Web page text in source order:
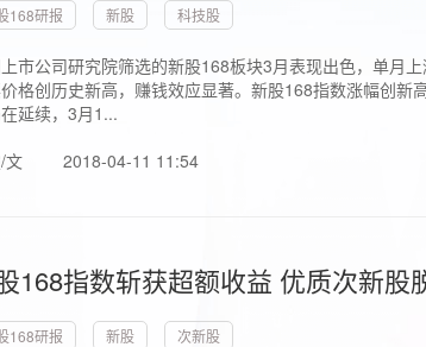
168研报 新股 科技股
市公司研究院筛选的新股168板块3月表现出色，单月
格创历史新高，赚钱效应显著。新股168指数涨幅创新
延续，3月1...
文
2018-04-11 11:54
168指数斩获超额收益 优质次新股
168研报 新股 次新股